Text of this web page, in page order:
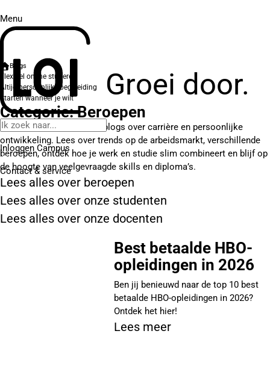
Menu
Groei door.
Inloggen Campus
Contact& service
Blogs
Flexibel online studeren
Altijd persoonlijke begeleiding
Starten wanneer je wilt
Categorie: Beroepen
Hier vind je verschillende blogs over carrière en persoonlijke
ontwikkeling. Lees over trends op de arbeidsmarkt, verschillende
beroepen, ontdek hoe je werk en studie slim combineert en blijf op
de hoogte van veelgevraagde skills en diploma’s.
Lees alles over beroepen
Lees alles over onze studenten
Lees alles over onze docenten
Best betaalde HBO-
opleidingen in 2026
Ben jij benieuwd naar de top 10 best
betaalde HBO-opleidingen in 2026?
Ontdek het hier!
Lees meer